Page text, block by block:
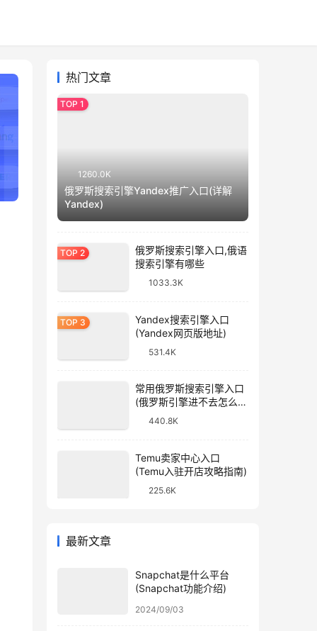
热门文章
1260.0K
俄罗斯搜索引擎Yandex推广入口(详解
Yandex)
俄罗斯搜索引擎入口,俄语
搜索引擎有哪些
1033.3K
Yandex搜索引擎入口
(Yandex网页版地址)
531.4K
常用俄罗斯搜索引擎入口
(俄罗斯引擎进不去怎么
440.8K
Temu卖家中心入口
(Temu入驻开店攻略指南)
225.6K
最新文章
Snapchat是什么平台
(Snapchat功能介绍)
2024/09/03